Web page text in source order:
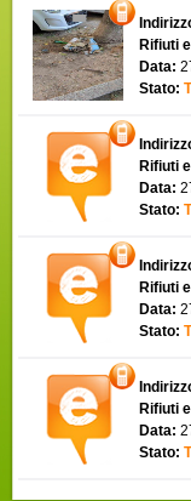
Rifiuti
Data:
Stato:
Rifiuti
Data:
Stato:
Rifiuti
Data:
Stato:
Rifiuti
Data:
Stato: